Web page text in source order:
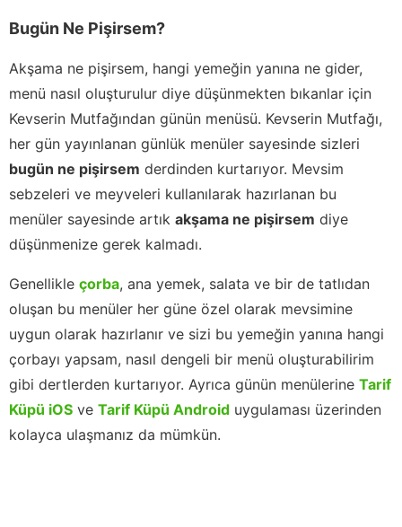
Bugün Ne Pişirsem?
Akşama ne pişirsem, hangi yemeğin yanına ne gider,
menü nasıl oluşturulur diye düşünmekten bıkanlar için
Kevserin Mutfağından günün menüsü. Kevserin Mutfağı,
her gün yayınlanan günlük menüler sayesinde sizleri
bugün ne pişirsem derdinden kurtarıyor. Mevsim
sebzeleri ve meyveleri kullanılarak hazırlanan bu
menüler sayesinde artık akşama ne pişirsem diye
düşünmenize gerek kalmadı.
Genellikle çorba, ana yemek, salata ve bir de tatlıdan
oluşan bu menüler her güne özel olarak mevsimine
uygun olarak hazırlanır ve sizi bu yemeğin yanına hangi
çorbayı yapsam, nasıl dengeli bir menü oluşturabilirim
gibi dertlerden kurtarıyor. Ayrıca günün menülerine Tarif
Küpü iOS ve Tarif Küpü Android uygulaması üzerinden
kolayca ulaşmanız da mümkün.